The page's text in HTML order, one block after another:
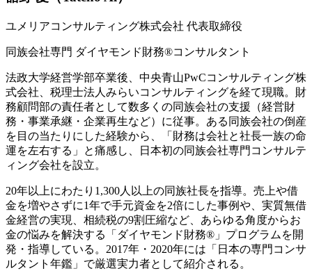
ユメリアコンサルティング株式会社 代表取締役
同族会社専門 ダイヤモンド財務®コンサルタント
法政大学経営学部卒業後、中央青山PwCコンサルティング株
式会社、税理士法人みらいコンサルティングを経て現職。財
務顧問部の責任者として数多くの同族会社の支援（経営財
務・事業承継・企業再生など）に従事。ある同族会社の倒産
を目の当たりにした経験から、「財務は会社と社長一族の命
運を左右する」と痛感し、日本初の同族会社専門コンサルテ
ィング会社を設立。
20年以上にわたり1,300人以上の同族社長を指導。売上や借
金を増やさずに1年で手元資金を2倍にした事例や、実質無借
金経営の実現、相続税の9割圧縮など、あらゆる角度からお
金の悩みを解決する「ダイヤモンド財務®」プログラムを開
発・指導している。2017年・2020年には「日本の専門コンサ
ルタント年鑑」で厳選実力者として紹介される。